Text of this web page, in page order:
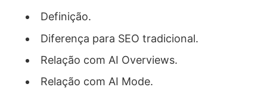
Definição.
Diferença para SEO tradicional.
Relação com AI Overviews.
Relação com AI Mode.